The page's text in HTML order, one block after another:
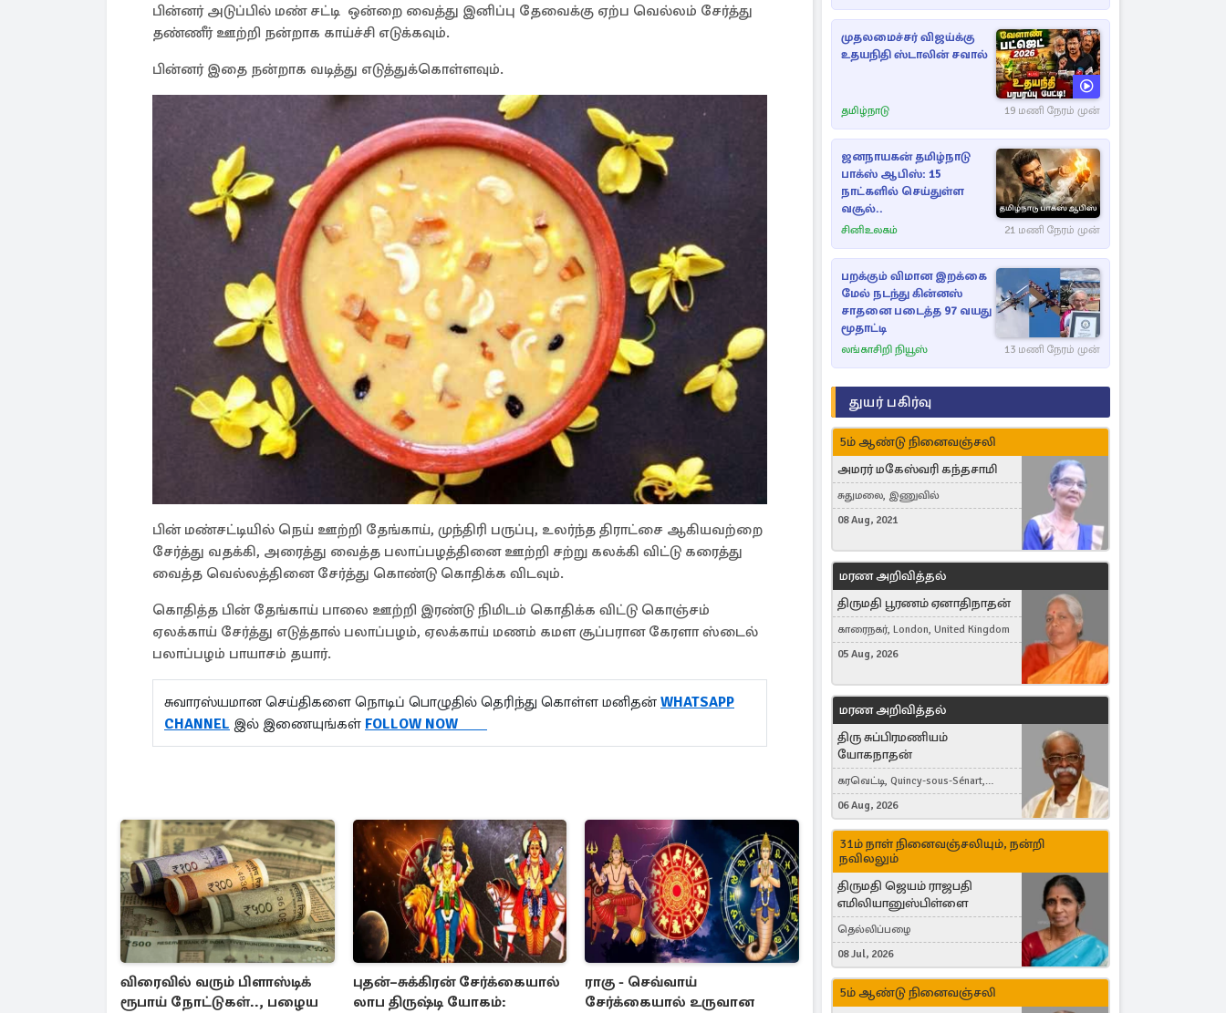
பின்னர் அடுப்பில் மண் சட்டி ஒன்றை வைத்து இனிப்பு தேவைக்கு ஏற்ப வெல்லம் சேர்த்து
தண்ணீர் ஊற்றி நன்றாக காய்ச்சி எடுக்கவும்.
பின்னர் இதை நன்றாக வடித்து எடுத்துக்கொள்ளவும்.
பின் மண்சட்டியில் நெய் ஊற்றி தேங்காய், முந்திரி பருப்பு, உலர்ந்த திராட்சை ஆகியவற்றை
சேர்த்து வதக்கி, அரைத்து வைத்த பலாப்பழத்தினை ஊற்றி சற்று கலக்கி விட்டு கரைத்து
வைத்த வெல்லத்தினை சேர்த்து கொண்டு கொதிக்க விடவும்.
கொதித்த பின் தேங்காய் பாலை ஊற்றி இரண்டு நிமிடம் கொதிக்க விட்டு கொஞ்சம்
ஏலக்காய் சேர்த்து எடுத்தால் பலாப்பழம், ஏலக்காய் மணம் கமள சூப்பரான கேரளா ஸ்டைல்
பலாப்பழம் பாயாசம் தயார்.
சுவாரஸ்யமான செய்திகளை நொடிப் பொழுதில் தெரிந்து கொள்ள மனிதன் WHATSAPP
CHANNEL இல் இணையுங்கள் FOLLOW NOW
விரைவில் வரும் பிளாஸ்டிக்
ரூபாய் நோட்டுகள்.., பழைய
புதன்–சுக்கிரன் சேர்க்கையால்
லாப திருஷ்டி யோகம்:
ராகு - செவ்வாய்
சேர்க்கையால் உருவான
முதலமைச்சர் விஜய்க்கு
உதயநிதி ஸ்டாலின் சவால்
தமிழ்நாடு 19 மணி நேரம் முன்
ஜனநாயகன் தமிழ்நாடு
பாக்ஸ் ஆபிஸ்: 15
நாட்களில் செய்துள்ள
வசூல்..
சினிஉலகம் 21 மணி நேரம் முன்
பறக்கும் விமான இறக்கை
மேல் நடந்து கின்னஸ்
சாதனை படைத்த 97 வயது
மூதாட்டி
லங்காசிறி நியூஸ் 13 மணி நேரம் முன்
துயர் பகிர்வு
5ம் ஆண்டு நினைவஞ்சலி
அமரர் மகேஸ்வரி கந்தசாமி
சுதுமலை, இணுவில்
08 Aug, 2021
மரண அறிவித்தல்
திருமதி பூரணம் ஏனாதிநாதன்
காரைநகர், London, United Kingdom
05 Aug, 2026
மரண அறிவித்தல்
திரு சுப்பிரமணியம்
யோகநாதன்
கரவெட்டி, Quincy-sous-Sénart,
France
06 Aug, 2026
31ம் நாள் நினைவஞ்சலியும், நன்றி
நவிலலும்
திருமதி ஜெயம் ராஜபதி
எமிலியானுஸ்பிள்ளை
தெல்லிப்பழை
08 Jul, 2026
5ம் ஆண்டு நினைவஞ்சலி